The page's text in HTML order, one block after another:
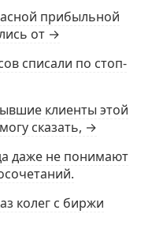
прибыльной
от →
списали по стоп-
клиенты этой
сказать, →
даже не понимают
колег с биржи